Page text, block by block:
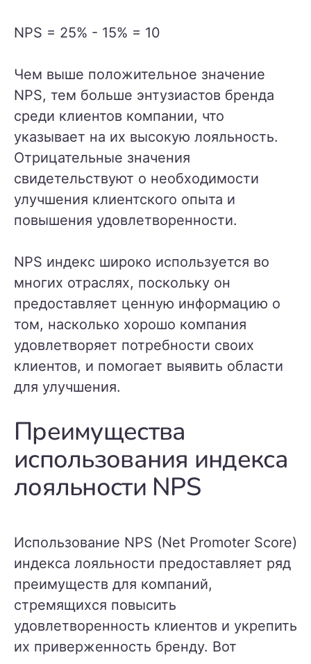
NPS = 25% - 15% = 10
Чем выше положительное значение
NPS, тем больше энтузиастов бренда
среди клиентов компании, что
указывает на их высокую лояльность.
Отрицательные значения
свидетельствуют о необходимости
улучшения клиентского опыта и
повышения удовлетворенности.
NPS индекс широко используется во
многих отраслях, поскольку он
предоставляет ценную информацию о
том, насколько хорошо компания
удовлетворяет потребности своих
клиентов, и помогает выявить области
для улучшения.
Преимущества
использования индекса
лояльности NPS
Использование NPS (Net Promoter Score)
индекса лояльности предоставляет ряд
преимуществ для компаний,
стремящихся повысить
удовлетворенность клиентов и укрепить
их приверженность бренду. Вот